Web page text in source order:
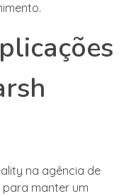
na agência de
manter um